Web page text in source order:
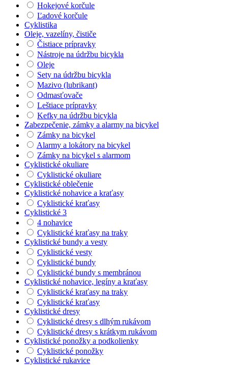
Hokejové korčule
Ľadové korčule
Cyklistika
Oleje, vazelíny, čističe
Čistiace prípravky
Nástroje na údržbu bicykla
Oleje
Sety na údržbu bicykla
Mazivo (lubrikant)
Odmasťovače
Leštiace prípravky
Kefky na údržbu bicykla
Zabezpečenie, zámky a alarmy na bicykel
Zámky na bicykel
Alarmy a lokátory na bicykel
Zámky na bicykel s alarmom
Cyklistické okuliare
Cyklistické okuliare
Cyklistické oblečenie
Cyklistické nohavice a kraťasy
Cyklistické kraťasy
Cyklistické 3
4 nohavice
Cyklistické kraťasy na traky
Cyklistické bundy a vesty
Cyklistické vesty
Cyklistické bundy
Cyklistické bundy s membránou
Cyklistické nohavice, legíny a kraťasy
Cyklistické kraťasy na traky
Cyklistické kraťasy
Cyklistické dresy
Cyklistické dresy s dlhým rukávom
Cyklistické dresy s krátkym rukávom
Cyklistické ponožky a podkolienky
Cyklistické ponožky
Cyklistické rukavice